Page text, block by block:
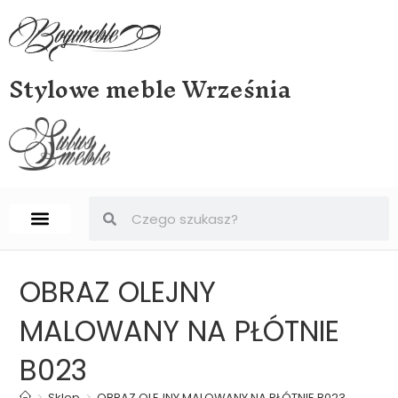
Stylowe meble Września
OBRAZ OLEJNY
MALOWANY NA PŁÓTNIE
B023